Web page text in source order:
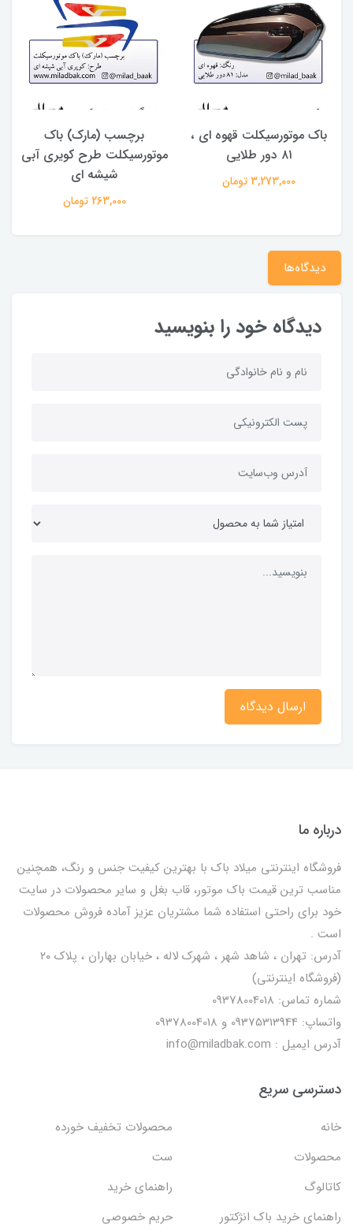
باک موتورسیکلت قهوه ای ،
۸۱ دور طلایی
3,273,000 تومان
برچسب (مارک) باک
موتورسیکلت طرح کویری آبی
شیشه ای
263,000 تومان
دیدگاه‌ها
دیدگاه خود را بنویسید
ارسال دیدگاه
درباره ما
فروشگاه اینترنتی میلاد باک با بهترین کیفیت جنس و رنگ، همچنین
مناسب ترین قیمت باک موتور، قاب بغل و سایر محصولات در سایت
خود برای راحتی استفاده شما مشتریان عزیز آماده فروش محصولات
است .
آدرس: تهران ، شاهد شهر ، شهرک لاله ، خیابان بهاران ، پلاک ۲۰
(فروشگاه اینترنتی)
شماره تماس: 09378004018
واتساپ: 09375313944 و 09378004018
آدرس ایمیل : info@miladbak.com
دسترسی سریع
خانه
محصولات تخفیف خورده
محصولات
ست
کاتالوگ
راهنمای خرید
راهنمای خرید باک انژکتور
حریم خصوصی